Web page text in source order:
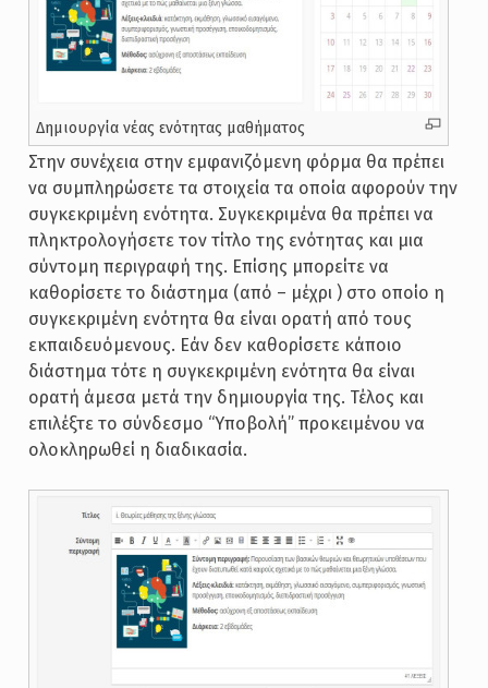
Δημιουργία νέας ενότητας μαθήματος
Στην συνέχεια στην εμφανιζόμενη φόρμα θα πρέπει
να συμπληρώσετε τα στοιχεία τα οποία αφορούν την
συγκεκριμένη ενότητα. Συγκεκριμένα θα πρέπει να
πληκτρολογήσετε τον τίτλο της ενότητας και μια
σύντομη περιγραφή της. Επίσης μπορείτε να
καθορίσετε το διάστημα (από – μέχρι ) στο οποίο η
συγκεκριμένη ενότητα θα είναι ορατή από τους
εκπαιδευόμενους. Εάν δεν καθορίσετε κάποιο
διάστημα τότε η συγκεκριμένη ενότητα θα είναι
ορατή άμεσα μετά την δημιουργία της. Τέλος και
επιλέξτε το σύνδεσμο “Υποβολή” προκειμένου να
ολοκληρωθεί η διαδικασία.